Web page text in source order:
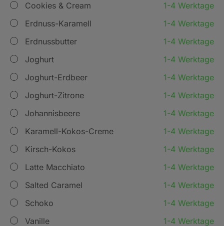
Cookies & Cream
1-4 Werktage
Erdnuss-Karamell
1-4 Werktage
Erdnussbutter
1-4 Werktage
Joghurt
1-4 Werktage
Joghurt-Erdbeer
1-4 Werktage
Joghurt-Zitrone
1-4 Werktage
Johannisbeere
1-4 Werktage
Karamell-Kokos-Creme
1-4 Werktage
Kirsch-Kokos
1-4 Werktage
Latte Macchiato
1-4 Werktage
Salted Caramel
1-4 Werktage
Schoko
1-4 Werktage
Vanille
1-4 Werktage